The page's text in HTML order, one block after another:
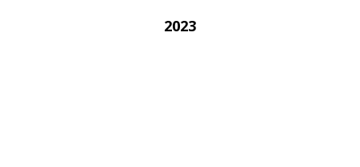
2023